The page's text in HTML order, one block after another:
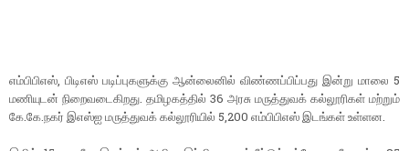
எம்பிபிஎஸ், பிடிஎஸ் படிப்புகளுக்கு ஆன்லைனில் விண்ணப்பிப்பது இன்று மாலை 5
மணியுடன் நிறைவடைகிறது. தமிழகத்தில் 36 அரசு மருத்துவக் கல்லூரிகள் மற்றும்
கே.கே.நகர் இஎஸ்ஐ மருத்துவக் கல்லூரியில் 5,200 எம்பிபிஎஸ் இடங்கள் உள்ளன.